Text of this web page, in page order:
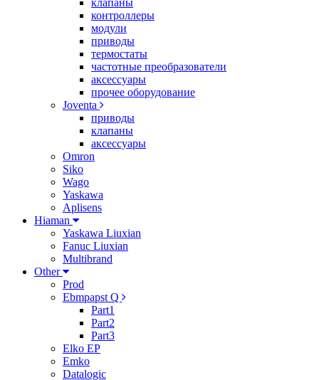
клапаны
контроллеры
модули
приводы
термостаты
частотные преобразователи
аксессуары
прочее оборудование
Joventa
приводы
клапаны
аксессуары
Omron
Siko
Wago
Yaskawa
Aplisens
Hiaman
Yaskawa Liuxian
Fanuc Liuxian
Multibrand
Other
Prod
Ebmpapst Q
Part1
Part2
Part3
Elko EP
Emko
Datalogic